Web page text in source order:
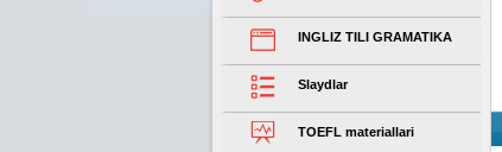
INGLIZ TILI GRAMATIKA
Slaydlar
TOEFL materiallari